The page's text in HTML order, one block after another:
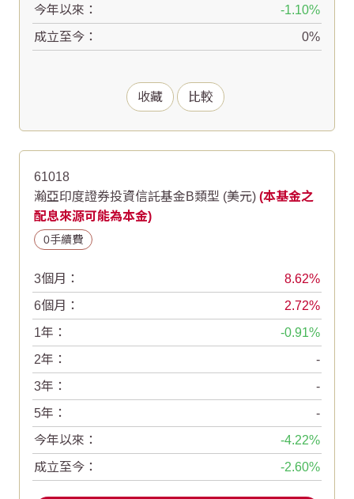
收藏 比較
今年以來：
-1.10
成立至今：
0
61018
瀚亞印度證券投資信託基金B類型 (美元) (本基金之
配息來源可能為本金)
0手續費
3個月：
8.62
6個月：
2.72
1年：
-0.91
2年：
-
3年：
-
5年：
-
今年以來：
-4.22
成立至今：
-2.60